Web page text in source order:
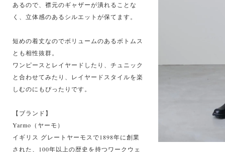
あるので、襟元のギャザーが潰れることな
く、立体感のあるシルエットが保てます。
短めの着丈なのでボリュームのあるボトムス
とも相性抜群。
ワンピースとレイヤードしたり、チュニック
と合わせてみたり、レイヤードスタイルを楽
しむのにもぴったりです。
【ブランド】
Yarmo（ヤーモ）
イギリス グレートヤーモスで1898年に創業
された、100年以上の歴史を持つワークウェ